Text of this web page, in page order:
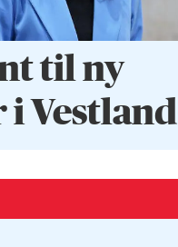
til ny
Vestland